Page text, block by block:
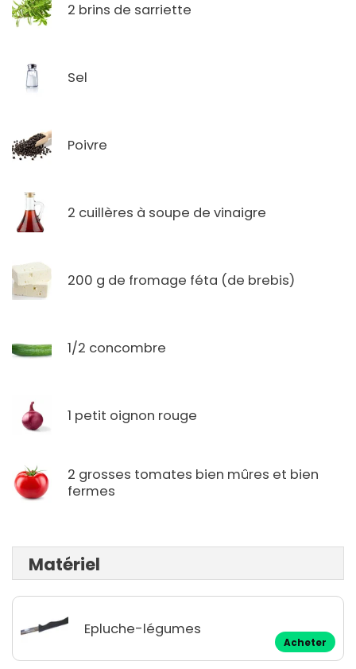
2 brins de sarriette
Sel
Poivre
2 cuillères à soupe de vinaigre
200 g de fromage féta (de brebis)
1/2 concombre
1 petit oignon rouge
2 grosses tomates bien mûres et bien
fermes
Matériel
Epluche-légumes
Acheter